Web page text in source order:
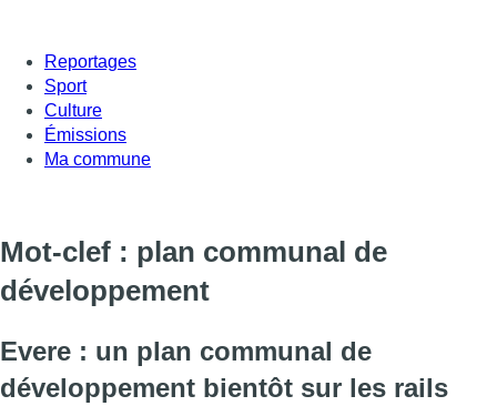
Reportages
Sport
Culture
Émissions
Ma commune
Mot-clef : plan communal de
développement
Evere : un plan communal de
développement bientôt sur les rails